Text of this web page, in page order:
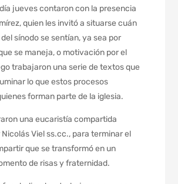
jueves contaron con la presencia
quien les invitó a situarse cuán
sínodo se sentían, ya sea por
se maneja, o motivación por el
trabajaron una serie de textos que
lo que estos procesos
forman parte de la iglesia.
una eucaristía compartida
Viel ss.cc., para terminar el
que se transformó en un
de risas y fraternidad.